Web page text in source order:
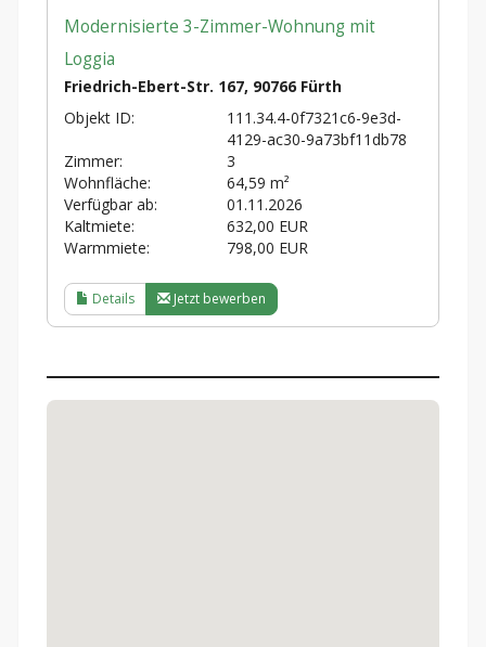
Modernisierte 3-Zimmer-Wohnung mit
Loggia
Friedrich-Ebert-Str. 167, 90766 Fürth
Objekt ID:
111.34.4-0f7321c6-9e3d-
4129-ac30-9a73bf11db78
Zimmer:
3
Wohnfläche:
64,59 m²
Verfügbar ab:
01.11.2026
Kaltmiete:
632,00 EUR
Warmmiete:
798,00 EUR
Details Jetzt bewerben